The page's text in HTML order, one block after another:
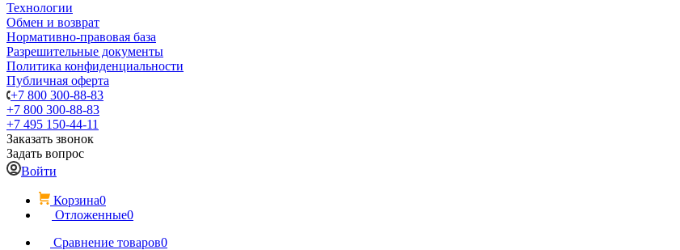
Технологии
Обмен и возврат
Нормативно-правовая база
Разрешительные документы
Политика конфиденциальности
Публичная оферта
+7 800 300-88-83
+7 800 300-88-83
+7 495 150-44-11
Заказать звонок
Задать вопрос
Войти
Корзина0
Отложенные0
Сравнение товаров0